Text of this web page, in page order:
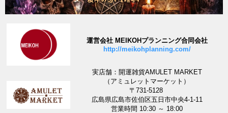
運営会社 MEIKOHプランニング合同会社
http://meikohplanning.com/
実店舗：開運雑貨AMULET MARKET
（アミュレットマーケット）
〒731-5128
広島県広島市佐伯区五日市中央4-1-11
営業時間 10:30 ～ 18:00